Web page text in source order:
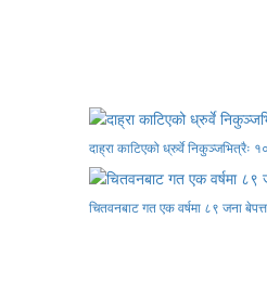
दाह्रा काटिएको ध्रुर्वे निकुञ्जभित्रैः
चितवनबाट गत एक वर्षमा ८९ जना